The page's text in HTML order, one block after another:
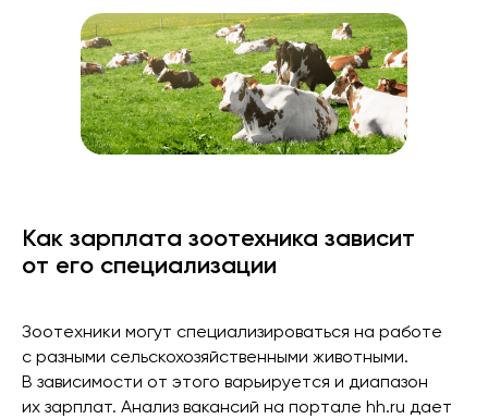
Как зарплата зоотехника зависит
от его специализации
Зоотехники могут специализироваться на работе
с разными сельскохозяйственными животными.
В зависимости от этого варьируется и диапазон
их зарплат. Анализ вакансий на портале hh.ru дает